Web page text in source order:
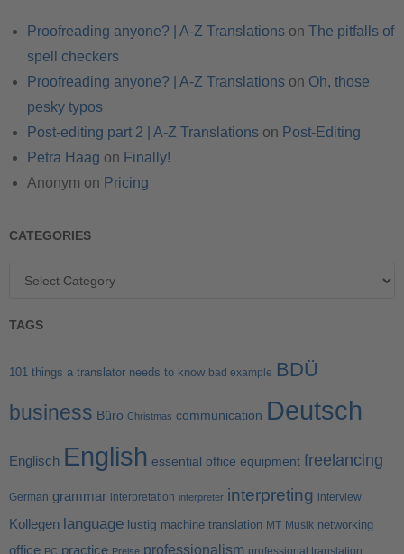
Proofreading anyone? | A-Z Translations on The pitfalls of
spell checkers
Proofreading anyone? | A-Z Translations on Oh, those
pesky typos
Post-editing part 2 | A-Z Translations on Post-Editing
Petra Haag on Finally!
Anonym on Pricing
CATEGORIES
TAGS
101 things a translator needs to know bad example BDÜ
business Büro Christmas communication Deutsch
Englisch English essential office equipment freelancing
German grammar interpretation interpreter interpreting interview
Kollegen language lustig machine translation MT Musik networking
office PC practice Preise professionalism professional translation